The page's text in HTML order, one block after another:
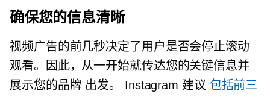
确保您的信息清晰
视频广告的前几秒决定了用户是否会停止滚动
观看。因此，从一开始就传达您的关键信息并
展示您的品牌 出发。 Instagram 建议 包括前三